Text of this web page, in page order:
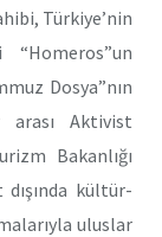
Türkiye’nin
Dosya”nın
arası Aktivist
Bakanlığı
kültür-
uluslar